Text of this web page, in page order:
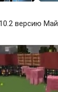
версию